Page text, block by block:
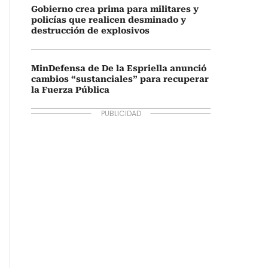
Gobierno crea prima para militares y
policías que realicen desminado y
destrucción de explosivos
MinDefensa de De la Espriella anunció
cambios “sustanciales” para recuperar
la Fuerza Pública